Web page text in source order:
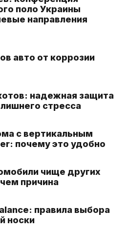
поло Украины
направления
авто от коррозии
надежная защита
стресса
с вертикальным
почему это удобно
чище других
причина
правила выбора
носки